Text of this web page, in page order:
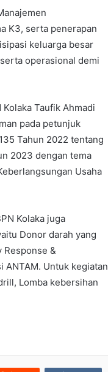
K3, serta penerapan
keluarga besar
operasional demi
Taufik Ahmadi
pada petunjuk
Tahun 2022 tentang
2023 dengan tema
Usaha
Kolaka juga
Donor darah yang
Response &
ANTAM. Untuk kegiatan
Lomba kebersihan